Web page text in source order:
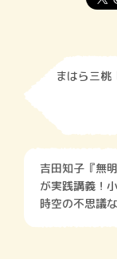
まはら三桃
吉田知子『無
が実践講義！
時空の不思議